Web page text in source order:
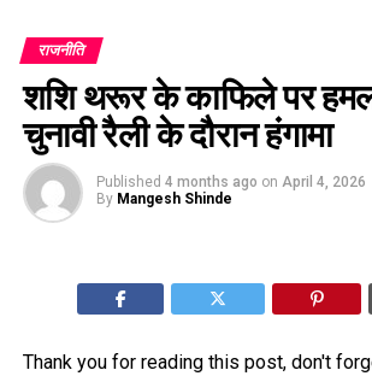
राजनीति
शशि थरूर के काफिले पर
चुनावी रैली के दौरान हंगामा
Published 4 months ago on April 4, 2026
By Mangesh Shinde
Thank you for reading this post, don't